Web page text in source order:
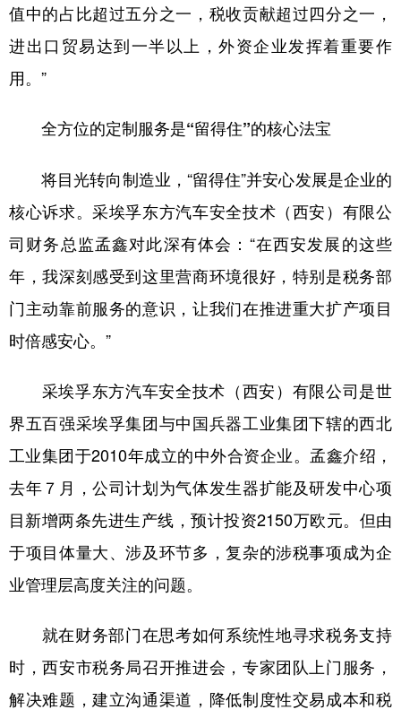
值中的占比超过五分之一，税收贡献超过四分之一，
进出口贸易达到一半以上，外资企业发挥着重要作
用。”
全方位的定制服务是“留得住”的核心法宝
将目光转向制造业，“留得住”并安心发展是企业的
核心诉求。采埃孚东方汽车安全技术（西安）有限公
司财务总监孟鑫对此深有体会：“在西安发展的这些
年，我深刻感受到这里营商环境很好，特别是税务部
门主动靠前服务的意识，让我们在推进重大扩产项目
时倍感安心。”
采埃孚东方汽车安全技术（西安）有限公司是世
界五百强采埃孚集团与中国兵器工业集团下辖的西北
工业集团于2010年成立的中外合资企业。孟鑫介绍，
去年７月，公司计划为气体发生器扩能及研发中心项
目新增两条先进生产线，预计投资2150万欧元。但由
于项目体量大、涉及环节多，复杂的涉税事项成为企
业管理层高度关注的问题。
就在财务部门在思考如何系统性地寻求税务支持
时，西安市税务局召开推进会，专家团队上门服务，
解决难题，建立沟通渠道，降低制度性交易成本和税